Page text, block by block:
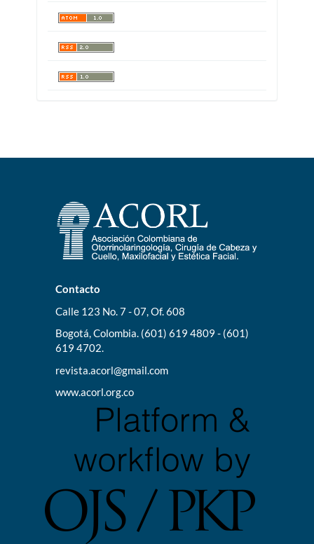
Contacto
Calle 123 No. 7 - 07, Of. 608
Bogotá, Colombia. (601) 619 4809 - (601)
619 4702.
revista.acorl@gmail.com
www.acorl.org.co